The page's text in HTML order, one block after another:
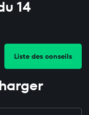
14
Liste des conseils